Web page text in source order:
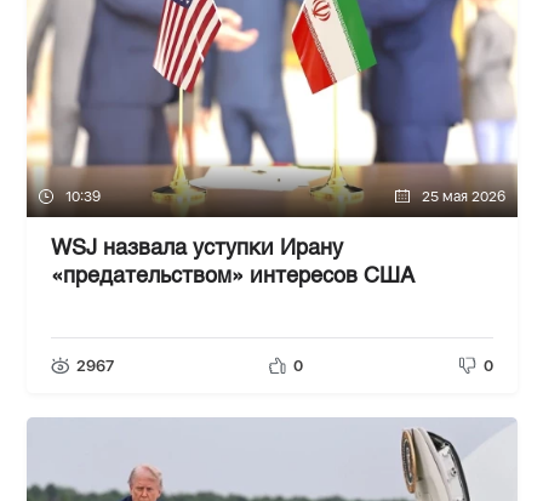
10:39 25 мая 2026
WSJ назвала уступки Ирану
«предательством» интересов США
2967 0 0